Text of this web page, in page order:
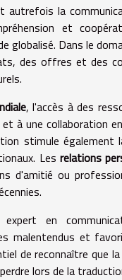
autrefois la
et
globalisé. Dans le
des offres et des
, l'accès à des
à une collaboration
stimule
Les relations
d'amitié ou
en
malentendus et
de reconnaître que
lors de la